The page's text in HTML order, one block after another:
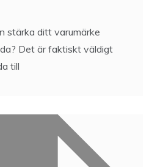
stärka ditt varumärke
Det är faktiskt väldigt
till